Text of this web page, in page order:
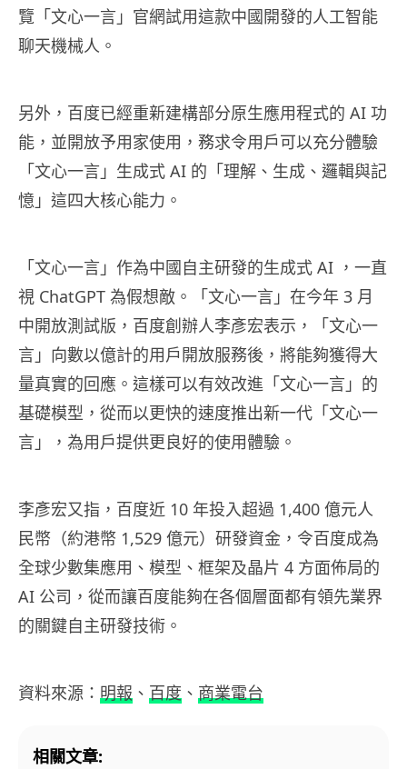
覽「文心一言」官網試用這款中國開發的人工智能
聊天機械人。
另外，百度已經重新建構部分原生應用程式的 AI 功
能，並開放予用家使用，務求令用戶可以充分體驗
「文心一言」生成式 AI 的「理解、生成、邏輯與記
憶」這四大核心能力。
「文心一言」作為中國自主研發的生成式 AI ，一直
視 ChatGPT 為假想敵。「文心一言」在今年 3 月
中開放測試版，百度創辦人李彥宏表示，「文心一
言」向數以億計的用戶開放服務後，將能夠獲得大
量真實的回應。這樣可以有效改進「文心一言」的
基礎模型，從而以更快的速度推出新一代「文心一
言」，為用戶提供更良好的使用體驗。
李彥宏又指，百度近 10 年投入超過 1,400 億元人
民幣（約港幣 1,529 億元）研發資金，令百度成為
全球少數集應用、模型、框架及晶片 4 方面佈局的
AI 公司，從而讓百度能夠在各個層面都有領先業界
的關鍵自主研發技術。
資料來源： 明報 、 百度 、 商業電台
相關文章: